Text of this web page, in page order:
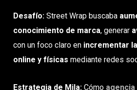
Desafío:Street Wrap buscaba
conocimiento de marca, generar
con un foco claro en incrementar
online y físicas mediante redes
Estrategia de Mila:Cómo agencia